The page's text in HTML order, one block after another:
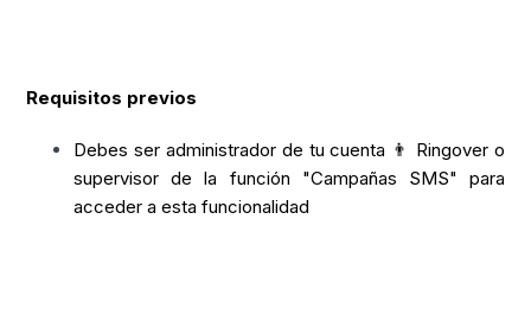
Requisitos previos
Debes ser administrador de tu cuenta 👨 Ringover o
supervisor de la función "Campañas SMS" para
acceder a esta funcionalidad